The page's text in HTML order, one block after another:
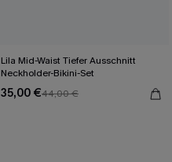
Lila Mid-Waist Tiefer Ausschnitt
Neckholder-Bikini-Set
35,00 €44,00 €